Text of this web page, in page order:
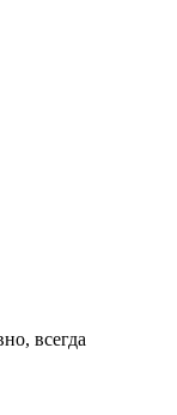
всегда